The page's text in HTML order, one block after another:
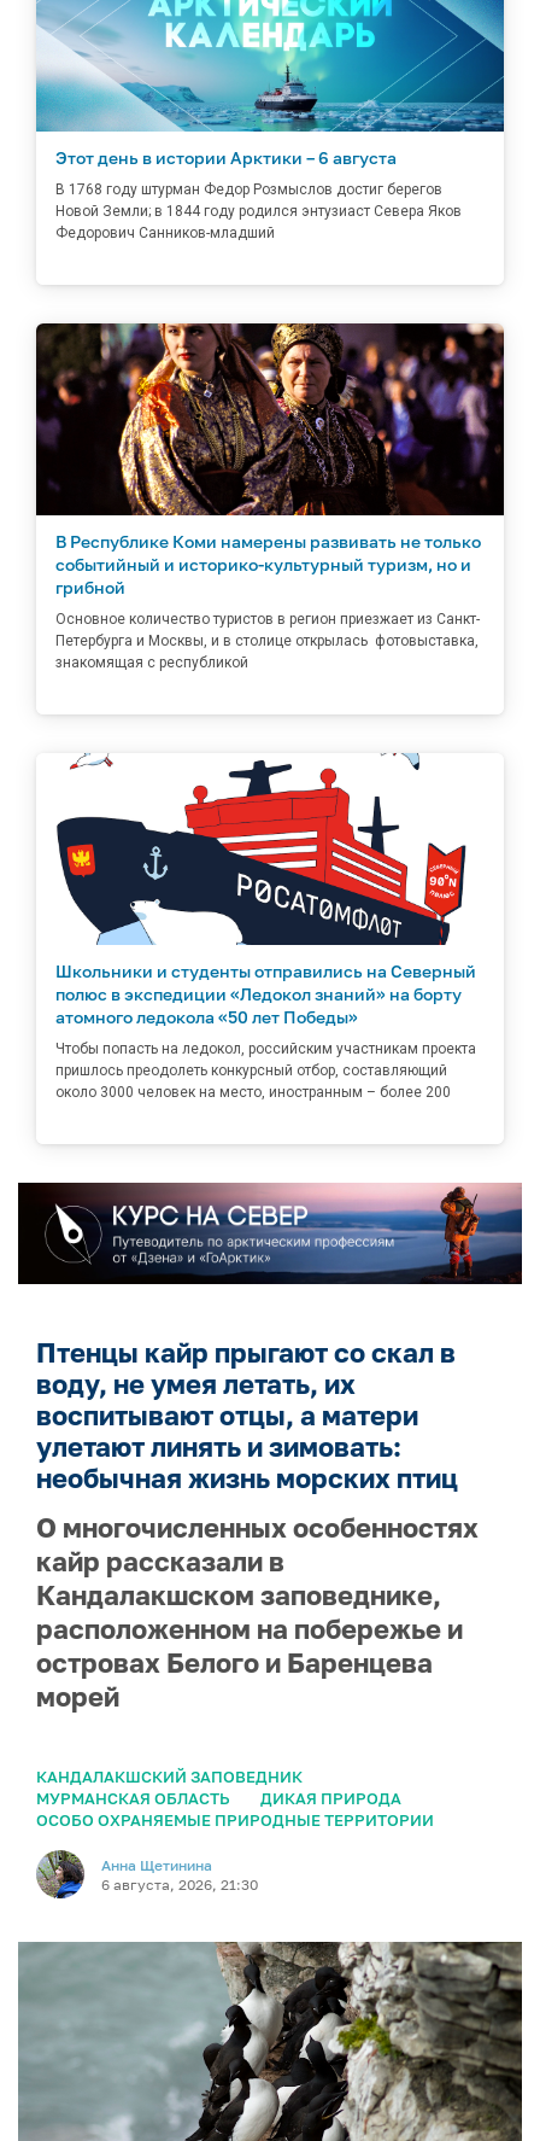
Этот день в истории Арктики – 6 августа
В 1768 году штурман Федор Розмыслов достиг берегов
Новой Земли; в 1844 году родился энтузиаст Севера Яков
Федорович Санников-младший
В Республике Коми намерены развивать не только
событийный и историко-культурный туризм, но и
грибной
Основное количество туристов в регион приезжает из Санкт-
Петербурга и Москвы, и в столице открылась фотовыставка,
знакомящая с республикой
Школьники и студенты отправились на Северный
полюс в экспедиции «Ледокол знаний» на борту
атомного ледокола «50 лет Победы»
Чтобы попасть на ледокол, российским участникам проекта
пришлось преодолеть конкурсный отбор, составляющий
около 3000 человек на место, иностранным – более 200
Птенцы кайр прыгают со скал в
воду, не умея летать, их
воспитывают отцы, а матери
улетают линять и зимовать:
необычная жизнь морских птиц
О многочисленных особенностях
кайр рассказали в
Кандалакшском заповеднике,
расположенном на побережье и
островах Белого и Баренцева
морей
КАНДАЛАКШСКИЙ ЗАПОВЕДНИК
МУРМАНСКАЯ ОБЛАСТЬ
ДИКАЯ ПРИРОДА
ОСОБО ОХРАНЯЕМЫЕ ПРИРОДНЫЕ ТЕРРИТОРИИ
Анна Щетинина
6 августа, 2026, 21:30